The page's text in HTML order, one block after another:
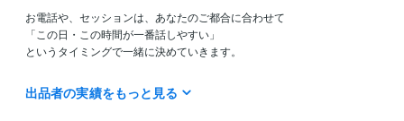
お電話や、セッションは、あなたのご都合に合わせて
「この日・この時間が一番話しやすい」
というタイミングで一緒に決めていきます。
「ちょっと話したいな」と思ったときに、
気軽に声をかけてもらえたら嬉しいです。
出品者の実績をもっと見る